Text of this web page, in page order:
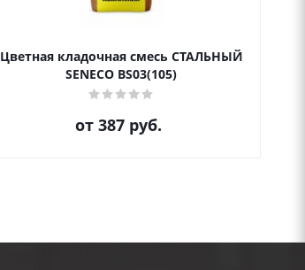
Цветная кладочная смесь СТАЛЬНЫЙ
SENECO BS03(105)
от 387 руб.